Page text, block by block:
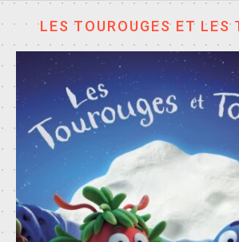
LES TOUROUGES ET LES